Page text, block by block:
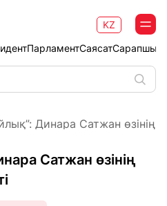
ПарламентСаясат
KZ
Динара Сатжан өзінің
Сатжан өзінің